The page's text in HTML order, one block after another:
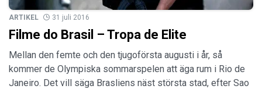
ARTIKEL 31 juli 2016
Filme do Brasil – Tropa de Elite
Mellan den femte och den tjugoförsta augusti i år, så
kommer de Olympiska sommarspelen att äga rum i Rio de
Janeiro. Det vill säga Brasliens näst största stad, efter Sao